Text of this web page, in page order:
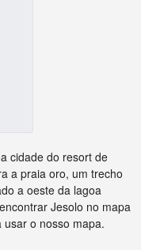
cidade do resort de
a praia oro, um trecho
a oeste da lagoa
Jesolo no mapa
o nosso mapa.